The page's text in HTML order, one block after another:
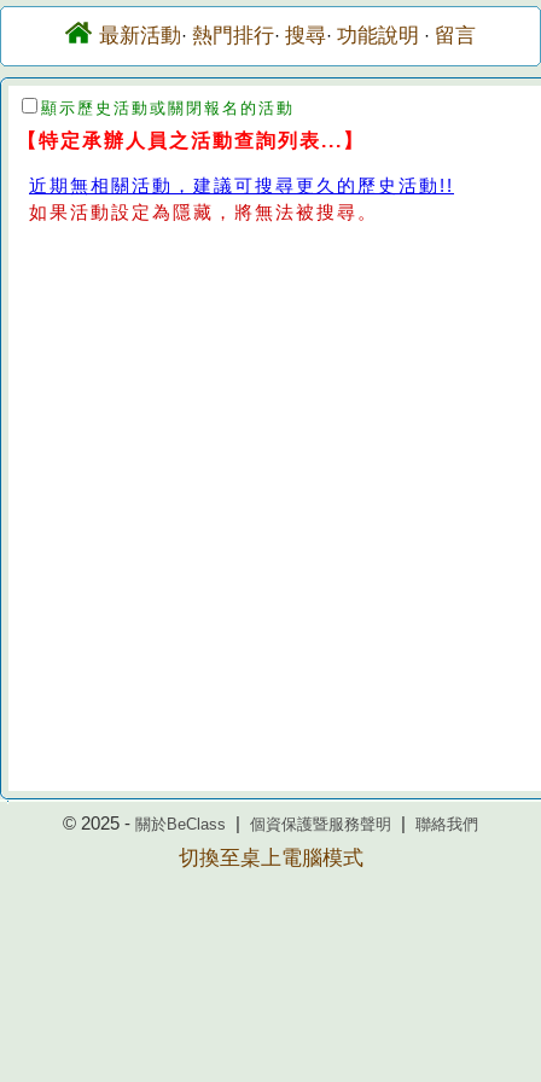
最新活動· 熱門排行· 搜尋· 功能說明 · 留言
顯示歷史活動或關閉報名的活動
【特定承辦人員之活動查詢列表...】
近期無相關活動，建議可搜尋更久的歷史活動!!
如果活動設定為隱藏，將無法被搜尋。
© 2025 - 關於BeClass 個資保護暨服務聲明 聯絡我們
切換至桌上電腦模式